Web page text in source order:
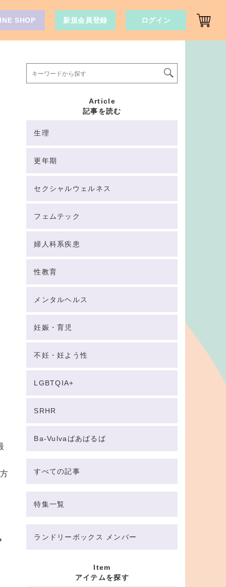
Article
記事を読む
生理
更年期
セクシャルウェルネス
フェムテック
婦人科系疾患
性教育
メンタルヘルス
妊娠・育児
不妊・妊よう性
LGBTQIA+
SRHR
Ba-Vulvaばあばるば
すべての記事
特集一覧
ランドリーボックス メンバー
Item
アイテムを探す
SHOP 新規会員登録 ログイン